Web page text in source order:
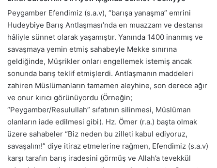
Peygamber Efendimiz (s.a.v), “barışa yanaşma” emrini
Hudeybiye Barış Antlaşması’nda en muazzam ve destansı
hâliyle sünnet olarak yaşamıştır. Yanında 1400 inanmış ve
savaşmaya yemin etmiş sahabeyle Mekke sınırına
geldiğinde, Müşrikler onları engellemek istemiş ancak
sonunda barış teklif etmişlerdi. Antlaşmanın maddeleri
zahiren Müslümanların tamamen aleyhine, son derece ağır
ve onur kırıcı görünüyordu (Örneğin;
“Peygamber/Resulullah” sıfatının silinmesi, Müslüman
olanların iade edilmesi gibi). Hz. Ömer (r.a.) başta olmak
üzere sahabeler “Biz neden bu zilleti kabul ediyoruz,
savaşalım!” diye itiraz etmelerine rağmen, Efendimiz (s.a.v)
karşı tarafın barış iradesini görmüş ve Allah’a tevekkül